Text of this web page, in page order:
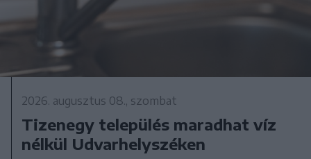
2026. augusztus 08., szombat
Tizenegy település maradhat víz
nélkül Udvarhelyszéken